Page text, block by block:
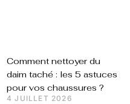
Comment nettoyer du
daim taché : les 5 astuces
pour vos chaussures ?
4 JUILLET 2026